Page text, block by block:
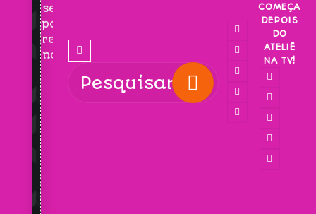
se
para
receber
novidades!
COMEÇA
DEPOIS
DO
ATELIÊ
NA TV!